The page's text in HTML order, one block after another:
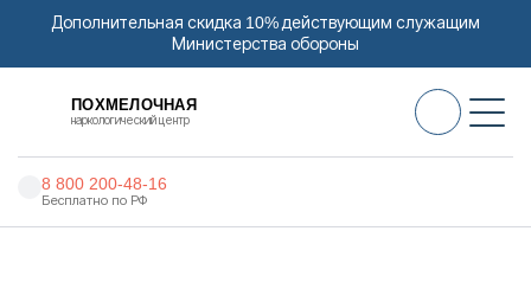
Дополнительная скидка 10% действующим служащим
Министерства обороны
ПОХМЕЛОЧНАЯ
наркологический центр
8 800 200-48-16
Бесплатно по РФ